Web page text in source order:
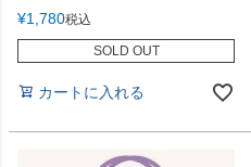
¥1,780税込
SOLD OUT
カートに入れる